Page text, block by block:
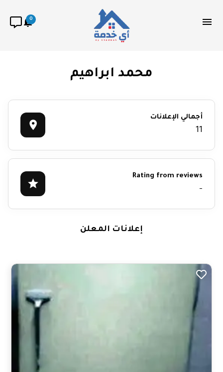
0
محمد ابراهيم
أجمالي الإعلانات
11
Rating from reviews
-
إعلانات المعلن